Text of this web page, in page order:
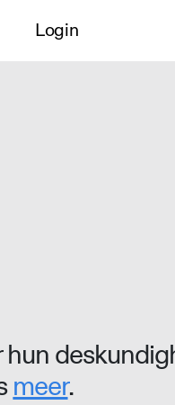
Login
meer.